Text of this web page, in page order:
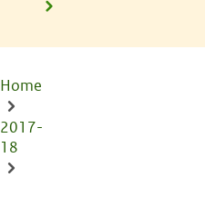
Kruimelpad
Home
2017-
18